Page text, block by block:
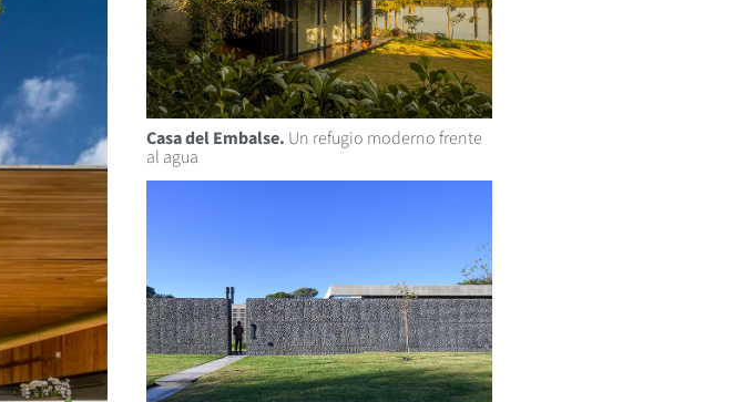
Casa del Embalse. Un refugio moderno frente
al agua